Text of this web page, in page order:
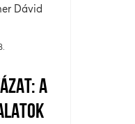
Dávid
A